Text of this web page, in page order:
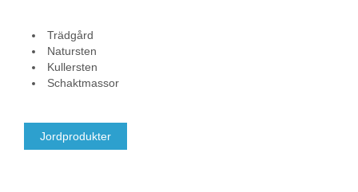
Trädgård
Natursten
Kullersten
Schaktmassor
Jordprodukter